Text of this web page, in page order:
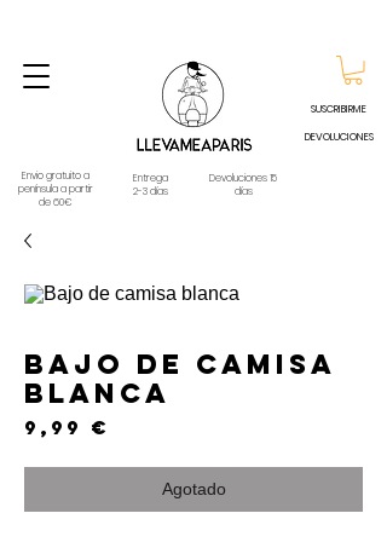
DEVOLUCIONES
SUSCRIBIRME
Envio gratuito a
península a partir
de 60€
Entrega
2-3 días
Devoluciones 15
días
Bajo de camisa
blanca
9,99 €
Agotado